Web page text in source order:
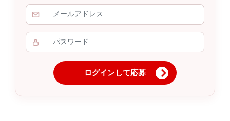
ログインして応募